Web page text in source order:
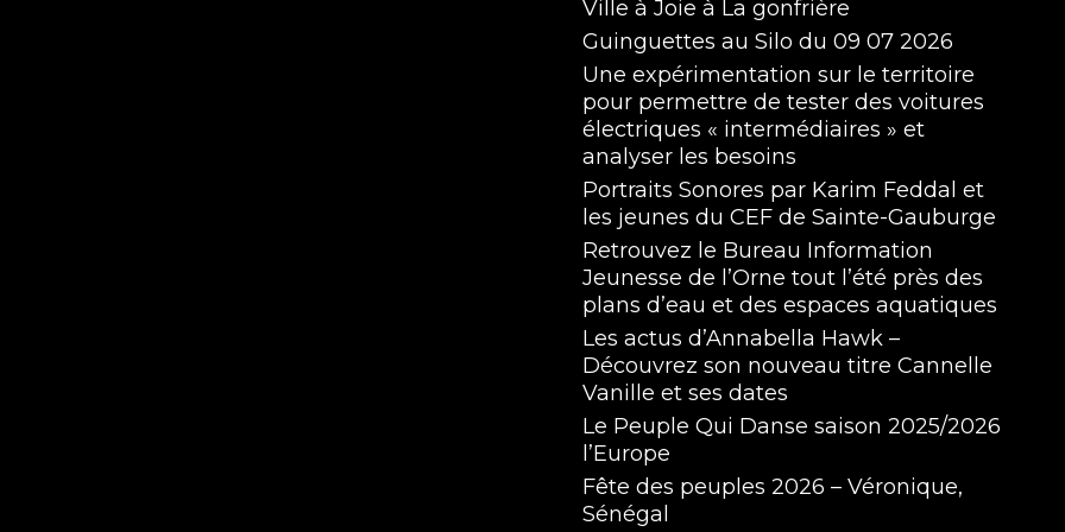
Ville à Joie à La gonfrière
Guinguettes au Silo du 09 07 2026
Une expérimentation sur le territoire
pour permettre de tester des voitures
électriques « intermédiaires » et
analyser les besoins
Portraits Sonores par Karim Feddal et
les jeunes du CEF de Sainte-Gauburge
Retrouvez le Bureau Information
Jeunesse de l’Orne tout l’été près des
plans d’eau et des espaces aquatiques
Les actus d’Annabella Hawk –
Découvrez son nouveau titre Cannelle
Vanille et ses dates
Le Peuple Qui Danse saison 2025/2026
l’Europe
Fête des peuples 2026 – Véronique,
Sénégal